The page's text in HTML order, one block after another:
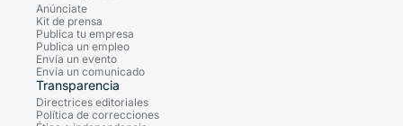
Anúnciate
Kit de prensa
Publica tu empresa
Publica un empleo
Envía un evento
Envía un comunicado
Transparencia
Directrices editoriales
Política de correcciones